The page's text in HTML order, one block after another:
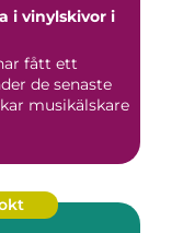
i vinylskivor i
fått ett
de senaste
musikälskare
okt